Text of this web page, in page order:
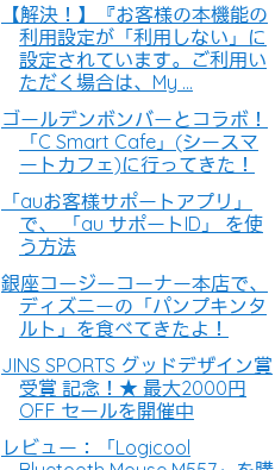
【解決！】『お客様の本機能の
利用設定が「利用しない」に
設定されています。ご利用い
ただく場合は、My ...
ゴールデンボンバーとコラボ！
「C Smart Cafe」(シースマ
ートカフェ)に行ってきた！
「auお客様サポートアプリ」
で、 「au サポートID」 を使
う方法
銀座コージーコーナー本店で、
ディズニーの「パンプキンタ
ルト」を食べてきたよ！
JINS SPORTS グッドデザイン賞
受賞 記念！★ 最大2000円
OFF セールを開催中
レビュー：「Logicool